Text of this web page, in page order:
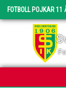
FOTBOLL POJKAR 11